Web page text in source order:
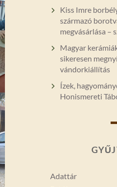
Kiss Imre
származó
megvásárlása –
Magyar
sikeresen
vándorkiállítás
Ízek,
Honismereti
Adattár